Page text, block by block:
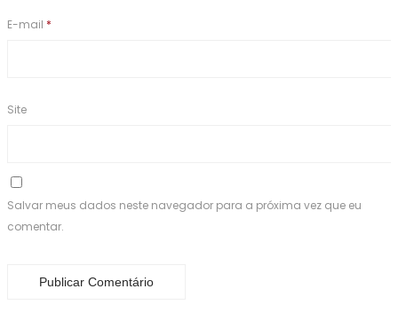
E-mail *
Site
Salvar meus dados neste navegador para a próxima vez que eu
comentar.